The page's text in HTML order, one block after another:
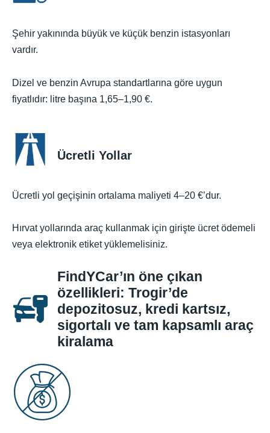
Şehir yakınında büyük ve küçük benzin istasyonları
vardır.
Dizel ve benzin Avrupa standartlarına göre uygun
fiyatlıdır: litre başına 1,65–1,90 €.
Ücretli Yollar
Ücretli yol geçişinin ortalama maliyeti 4–20 €’dur.
Hırvat yollarında araç kullanmak için girişte ücret ödemeli
veya elektronik etiket yüklemelisiniz.
FindYCar’ın öne çıkan
özellikleri: Trogir’de
depozitosuz, kredi kartsız,
sigortalı ve tam kapsamlı araç
kiralama